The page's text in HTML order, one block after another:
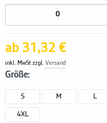
ab 31,32 €
inkl. MwSt zzgl. Versand
Größe:
S M L
4XL